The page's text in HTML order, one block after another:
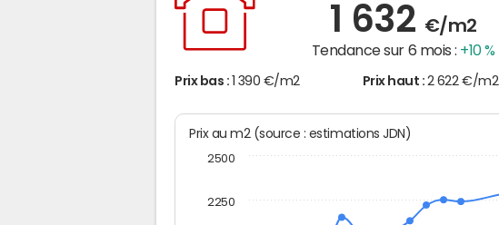
1 632 €/m2
Tendance sur 6 mois : +10 %
Prix bas : 1 390 €/m2 Prix haut : 2 622 €/m2
Prix au m2 (source : estimations JDN)
2250
2500